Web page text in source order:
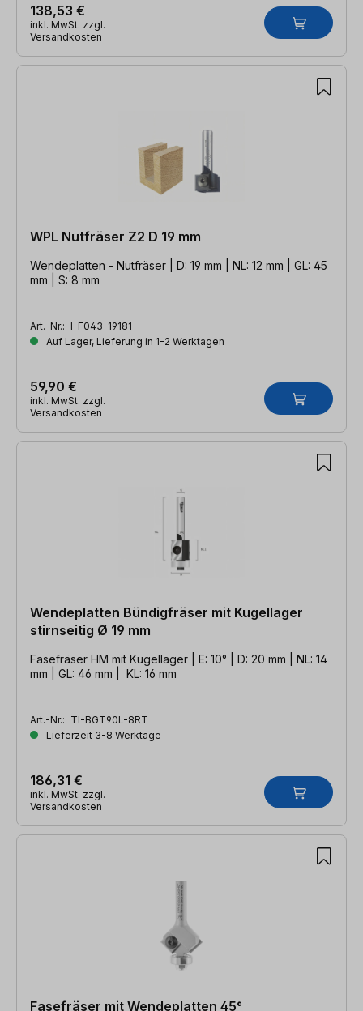
138,53 €
inkl. MwSt. zzgl.
Versandkosten
WPL Nutfräser Z2 D 19 mm
Wendeplatten - Nutfräser | D: 19 mm | NL: 12 mm | GL: 45
mm | S: 8 mm
Art.-Nr.: I-F043-19181
Auf Lager, Lieferung in 1-2 Werktagen
59,90 €
inkl. MwSt. zzgl.
Versandkosten
Wendeplatten Bündigfräser mit Kugellager
stirnseitig Ø 19 mm
Fasefräser HM mit Kugellager | E: 10° | D: 20 mm | NL: 14
mm | GL: 46 mm | KL: 16 mm
Art.-Nr.: TI-BGT90L-8RT
Lieferzeit 3-8 Werktage
186,31 €
inkl. MwSt. zzgl.
Versandkosten
Fasefräser mit Wendeplatten 45°